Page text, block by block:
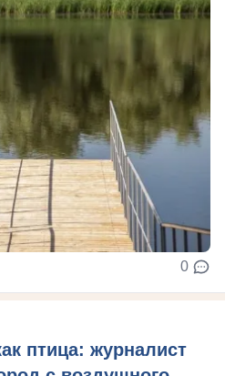
0
птица: журналист